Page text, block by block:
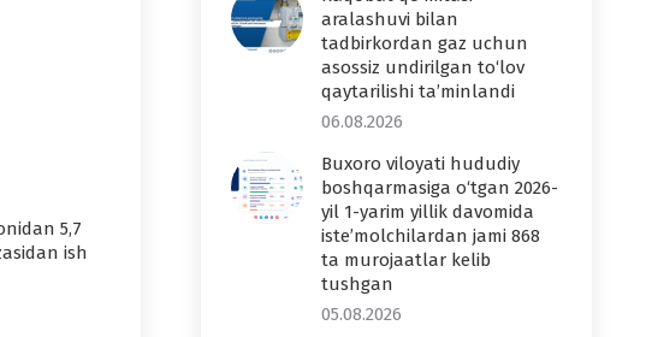
5,7
ish
aralashuvi bilan
tadbirkordan gaz uchun
asossiz undirilgan to‘lov
qaytarilishi ta’minlandi
06.08.2026
Buxoro viloyati hududiy
boshqarmasiga o‘tgan 2026-
yil 1-yarim yillik davomida
iste’molchilardan jami 868
ta murojaatlar kelib
tushgan
05.08.2026